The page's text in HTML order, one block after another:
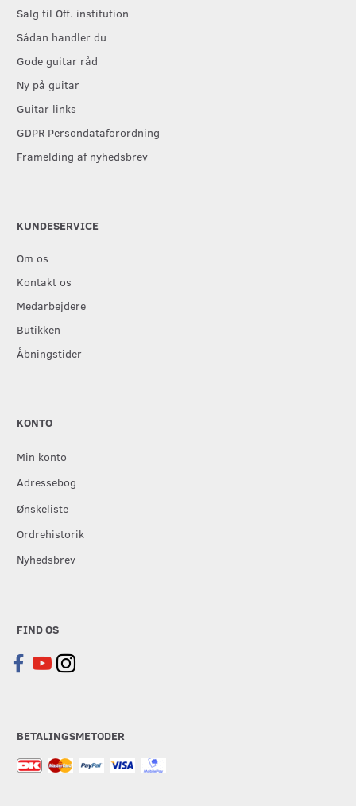
Salg til Off. institution
Sådan handler du
Gode guitar råd
Ny på guitar
Guitar links
GDPR Persondataforordning
Framelding af nyhedsbrev
KUNDESERVICE
Om os
Kontakt os
Medarbejdere
Butikken
Åbningstider
KONTO
Min konto
Adressebog
Ønskeliste
Ordrehistorik
Nyhedsbrev
FIND OS
BETALINGSMETODER